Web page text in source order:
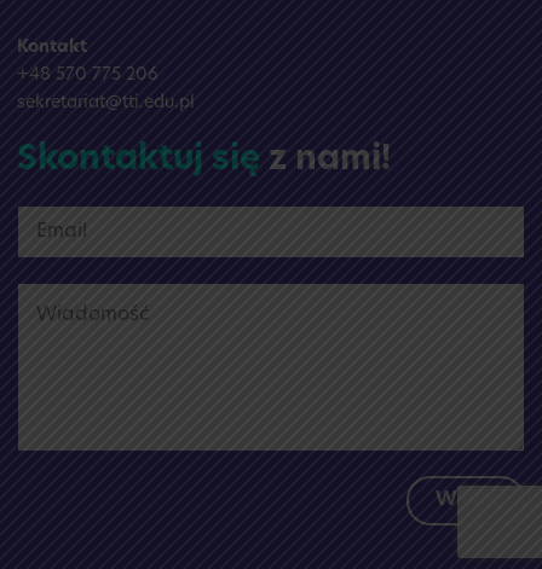
Kontakt
+48 570 775 206
sekretariat@tti.edu.pl
Skontaktuj się z nami!